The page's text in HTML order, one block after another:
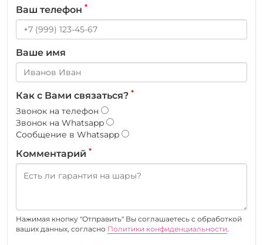
Ваш телефон *
Ваше имя
Как с Вами связаться? *
Звонок на телефон
Звонок на Whatsapp
Сообщение в Whatsapp
Комментарий *
Нажимая кнопку "Отправить" Вы соглашаетесь c обработкой
ваших данных, согласно Политики конфиденциальности.